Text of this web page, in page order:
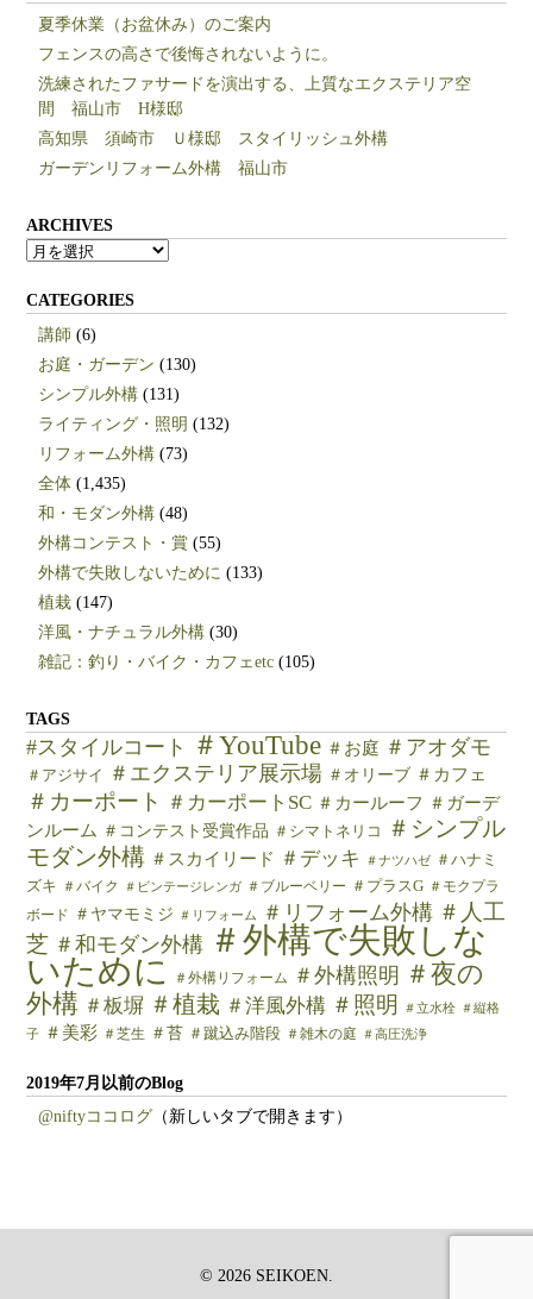
夏季休業（お盆休み）のご案内
フェンスの高さで後悔されないように。
洗練されたファサードを演出する、上質なエクステリア空
間 福山市 H様邸
高知県 須崎市 Ｕ様邸 スタイリッシュ外構
ガーデンリフォーム外構 福山市
ARCHIVES
ARCHIVES
CATEGORIES
講師 (6)
お庭・ガーデン (130)
シンプル外構 (131)
ライティング・照明 (132)
リフォーム外構 (73)
全体 (1,435)
和・モダン外構 (48)
外構コンテスト・賞 (55)
外構で失敗しないために (133)
植栽 (147)
洋風・ナチュラル外構 (30)
雑記：釣り・バイク・カフェetc (105)
TAGS
#スタイルコート ＃YouTube ＃お庭 ＃アオダモ
＃アジサイ ＃エクステリア展示場 ＃オリーブ ＃カフェ
＃カーポート ＃カーポートSC ＃カールーフ ＃ガーデ
ンルーム ＃コンテスト受賞作品 ＃シマトネリコ
＃シンプル
モダン外構 ＃スカイリード ＃デッキ ＃ナツハゼ
＃ハナミ
ズキ ＃バイク ＃ビンテージレンガ ＃ブルーベリー ＃プラスG ＃モクプラ
ボード ＃ヤマモミジ ＃リフォーム ＃リフォーム外構 ＃人工
芝 ＃和モダン外構 ＃外構で失敗しな
いために
＃外構リフォーム ＃外構照明 ＃夜の
外構 ＃板塀 ＃植栽 ＃洋風外構 ＃照明 ＃立水栓 ＃縦格
子
＃美彩 ＃芝生 ＃苔 ＃蹴込み階段 ＃雑木の庭 ＃高圧洗浄
2019年7月以前のBlog
@niftyココログ （新しいタブで開きます）
© 2026 SEIKOEN.